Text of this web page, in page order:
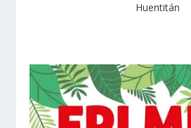
Huentitán